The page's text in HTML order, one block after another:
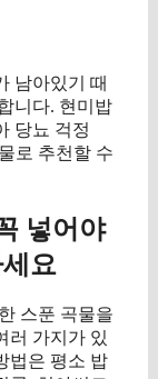
남아있기 때
니다. 현미밥
당뇨 걱정
로 추천할 수
넣어야
요
스푼 곡물을
러 가지가 있
법은 평소 밥